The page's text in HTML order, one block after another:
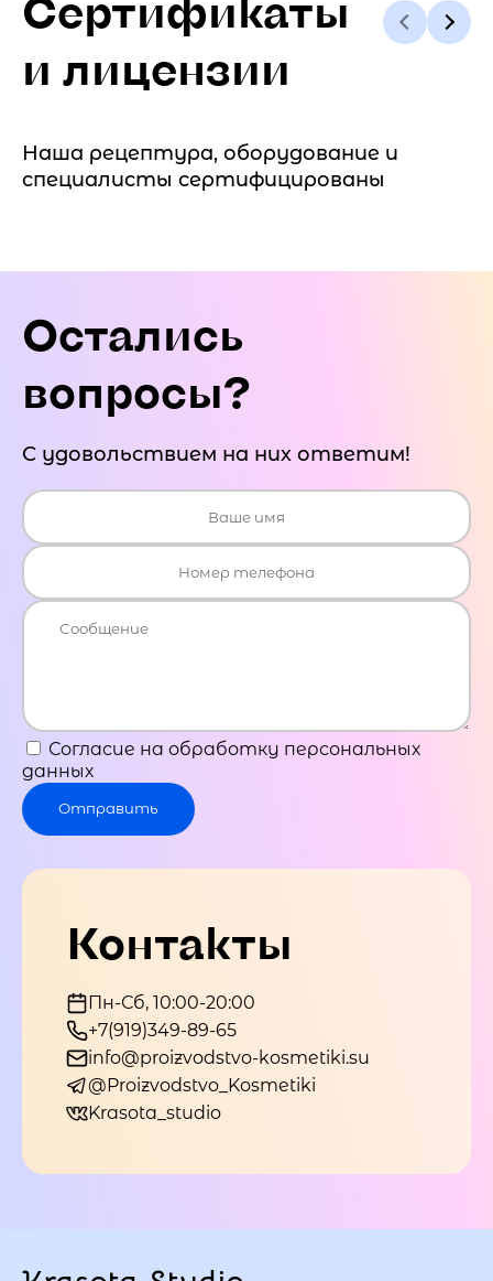
и лицензии
Наша рецептура, оборудование и
специалисты сертифицированы
Остались
вопросы?
С удовольствием на них ответим!
Согласие на обработку персональных
данных
Отправить
Контакты
Пн-Сб, 10:00-20:00
+7(919)349-89-65
info@proizvodstvo-kosmetiki.su
@Proizvodstvo_Kosmetiki
Krasota_studio